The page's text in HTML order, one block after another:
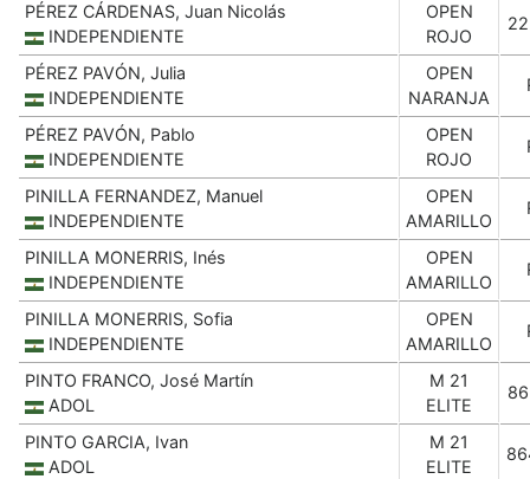
PÉREZ CÁRDENAS, Juan Nicolás
INDEPENDIENTE
OPEN
ROJO
PÉREZ PAVÓN, Julia
INDEPENDIENTE
OPEN
NARANJA
PÉREZ PAVÓN, Pablo
INDEPENDIENTE
OPEN
ROJO
PINILLA FERNANDEZ, Manuel
INDEPENDIENTE
OPEN
AMARILLO
PINILLA MONERRIS, Inés
INDEPENDIENTE
OPEN
AMARILLO
PINILLA MONERRIS, Sofia
INDEPENDIENTE
OPEN
AMARILLO
PINTO FRANCO, José Martín
ADOL
M 21
ELITE
PINTO GARCIA, Ivan
ADOL
M 21
ELITE